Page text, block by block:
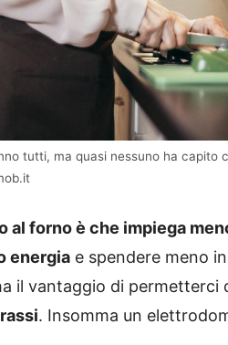
tutti, ma quasi nessuno ha capito
al forno è che impiega
energia e spendere meno
il vantaggio di permetterci
. Insomma un